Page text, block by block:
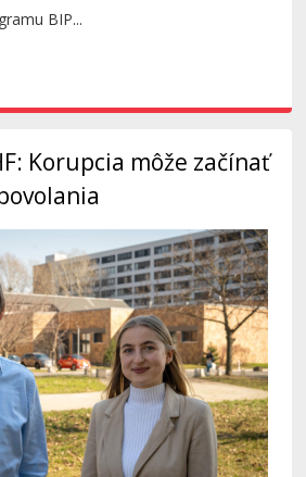
BIP...
Korupcia môže začínať